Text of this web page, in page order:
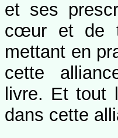
et ses
cœur et de
mettant en
cette
livre. Et tout
dans cette